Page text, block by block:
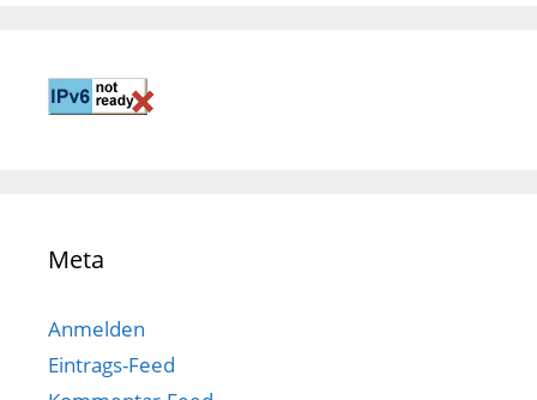
Meta
Anmelden
Eintrags-Feed